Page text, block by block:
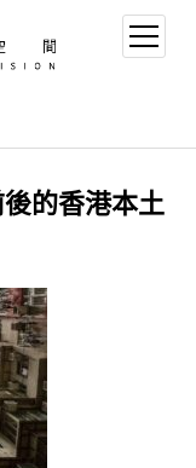
open
menu
的香港本土